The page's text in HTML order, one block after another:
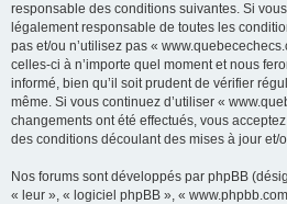
responsable des conditions suivantes. Si vous
légalement responsable de toutes les
pas et/ou n’utilisez pas «
celles-ci à n’importe quel moment et nous
informé, bien qu’il soit prudent de vérifier
même. Si vous continuez d’utiliser «
changements ont été effectués, vous
des conditions découlant des mises à jour et/
Nos forums sont développés par phpBB
« leur », « logiciel phpBB », «